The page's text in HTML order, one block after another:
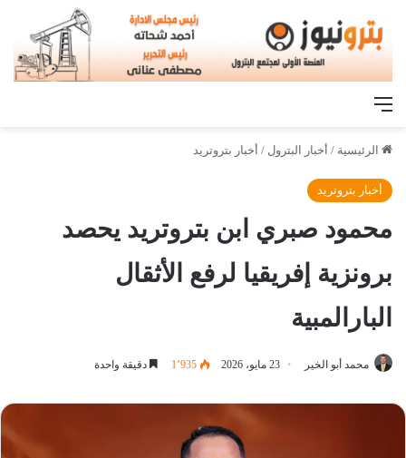
القائمة
الرئيسية / أخبار البترول / أخبار بتروتريد
أخبار بتروتريد
محمود صبري ابن بتروتريد يحصد
برونزية إفريقيا لرفع الأثقال
البارالمبية
محمد أبو الخير 23 مايو، 2026 1٬935 دقيقة واحدة